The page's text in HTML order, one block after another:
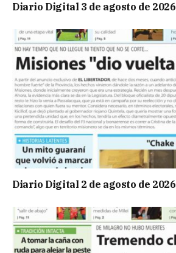
Diario Digital 3 de agosto de 2026
Diario Digital 2 de agosto de 2026